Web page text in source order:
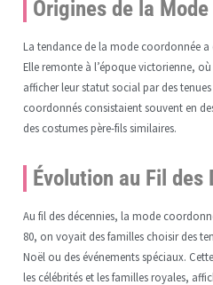
Origines de la
La tendance de la mode coordonnée a
Elle remonte à l’époque victorienne,
afficher leur statut social par des
coordonnés consistaient souvent en
des costumes père-fils similaires.
Évolution au Fil des
Au fil des décennies, la mode
80, on voyait des familles choisir des
Noël ou des événements spéciaux.
les célébrités et les familles royales,